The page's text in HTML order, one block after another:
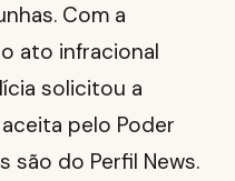
Com a
ato infracional
solicitou a
pelo Poder
são do Perfil News.